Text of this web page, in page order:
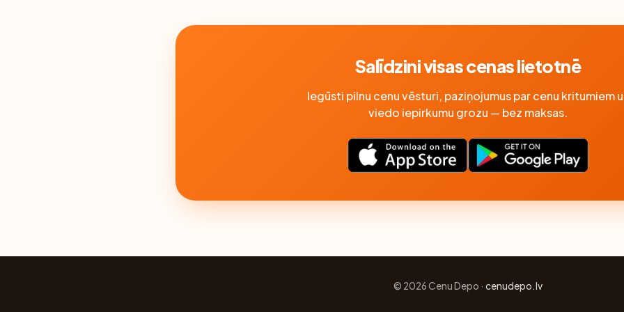
Salīdzini visas cenas lietotnē
Iegūsti pilnu cenu vēsturi, paziņojumus par cenu kritumiem
viedo iepirkumu grozu — bez maksas.
© 2026 Cenu Depo · cenudepo.lv